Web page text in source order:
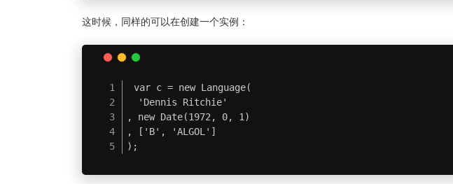
这时候，同样的可以在创建一个实例：
var c = new Language(
  'Dennis Ritchie'
, new Date(1972, 0, 1)
, ['B', 'ALGOL']
);